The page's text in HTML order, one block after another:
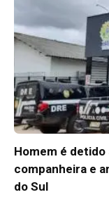
Homem é detido
companheira e
do Sul